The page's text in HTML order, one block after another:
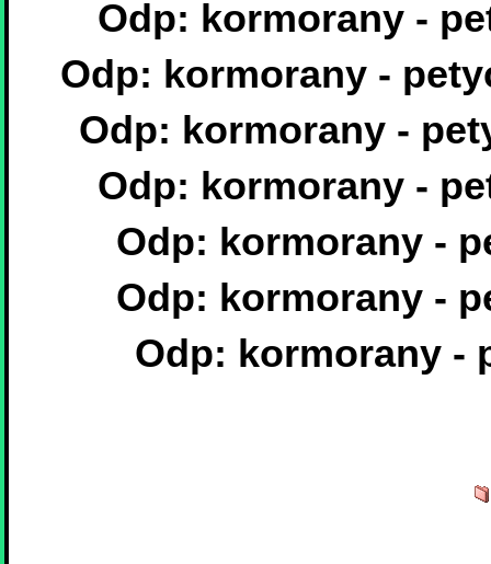
Odp: kormorany -
Odp: kormorany -
Odp: kormorany -
Odp: kormorany -
Odp: kormorany -
Odp: kormorany -
Odp: kormorany -